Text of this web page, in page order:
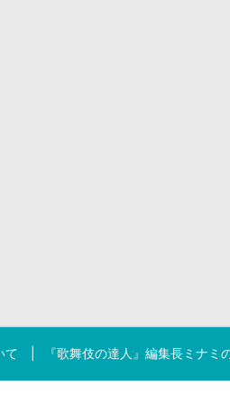
て 『歌舞伎の達人』編集長ミナミ